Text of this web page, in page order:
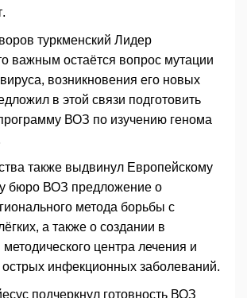
туркменский Лидер
важным остаётся вопрос мутации
возникновения его новых
в этой связи подготовить
ВОЗ по изучению генома
также выдвинул Европейскому
бюро ВОЗ предложение о
метода борьбы с
а также о создании в
центра лечения и
инфекционных заболеваний.
подчеркнул готовность ВОЗ